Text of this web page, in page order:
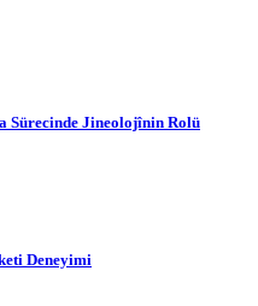
Sürecinde Jineolojînin Rolü
Deneyimi